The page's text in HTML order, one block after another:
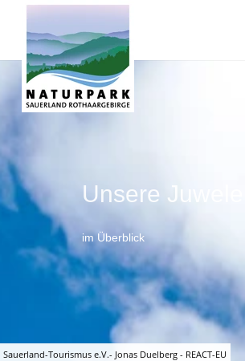
Sauerland-Tourismus e.V.- Jonas Duelberg - REACT-EU
Unsere Juwelen
im Überblick